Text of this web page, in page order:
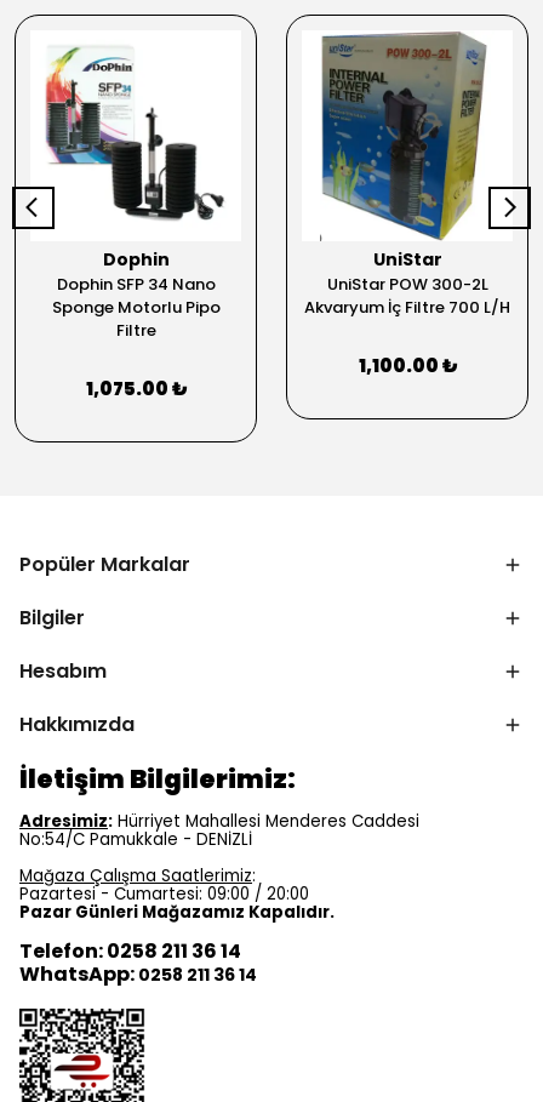
Dophin
Dophin SFP 34 Nano
Sponge Motorlu Pipo
Filtre
1,075.00 ₺
UniStar
UniStar POW 300-2L
Akvaryum İç Filtre 700 L/H
1,100.00 ₺
Popüler Markalar
Bilgiler
Hesabım
Hakkımızda
İletişim Bilgilerimiz:
Adresimiz: Hürriyet Mahallesi Menderes Caddesi
No:54/C Pamukkale - DENİZLİ
Mağaza Çalışma Saatlerimiz:
Pazartesi - Cumartesi: 09:00 / 20:00
Pazar Günleri Mağazamız Kapalıdır.
Telefon: 0258 211 36 14
WhatsApp: 0258 211 36 14